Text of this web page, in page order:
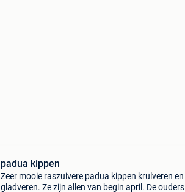
padua kippen
Zeer mooie raszuivere padua kippen krulveren en
gladveren. Ze zijn allen van begin april. De ouders